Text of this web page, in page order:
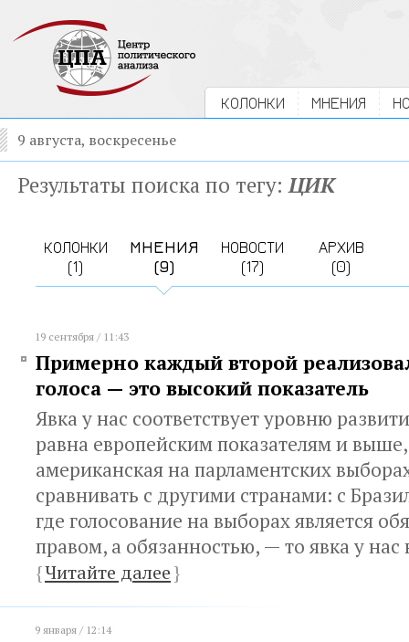
КОЛОНКИ МНЕНИЯ
9 августа, воскресенье
Результаты поиска по тегу:ЦИК
КОЛОНКИ
(1)
МНЕНИЯ
(9)
НОВОСТИ
(17)
АРХИВ
(0)
19 сентября / 11:43
Примерно каждый второй
голоса — это высокий показатель
Явка у нас соответствует уровню
равна европейским показателям и
американская на парламентских
сравнивать с другими странами: с
где голосование на выборах является
правом, а обязанностью, — то явка у
{Читайте далее}
9 января / 12:14